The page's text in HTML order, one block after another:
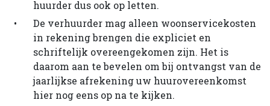
huurder dus ook op letten.
De verhuurder mag alleen woonservicekosten
in rekening brengen die expliciet en
schriftelijk overeengekomen zijn. Het is
daarom aan te bevelen om bij ontvangst van de
jaarlijkse afrekening uw huurovereenkomst
hier nog eens op na te kijken.